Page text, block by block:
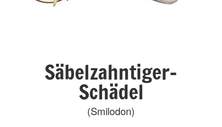
Säbelzahntiger-
Schädel
(Smilodon)